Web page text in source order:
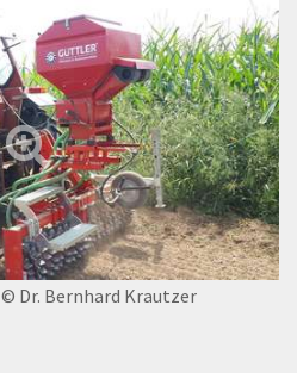
© Dr. Bernhard Krautzer